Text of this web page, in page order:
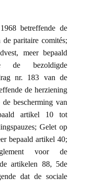
betreffende de
de paritaire comités;
meer bepaald
bezoldigde
nr. 183 van de
de herziening
bescherming van
artikel 10 tot
Gelet op
bepaald artikel 40;
voor de
artikelen 88, 5de
dat de sociale